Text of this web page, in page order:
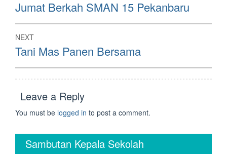
Previous
post:
Jumat Berkah SMAN 15 Pekanbaru
NEXT
Next
post:
Tani Mas Panen Bersama
Leave a Reply
You must be logged in to post a comment.
Sambutan Kepala Sekolah